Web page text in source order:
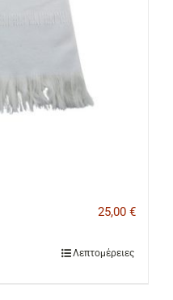
25,00 €
Λεπτομέρειες